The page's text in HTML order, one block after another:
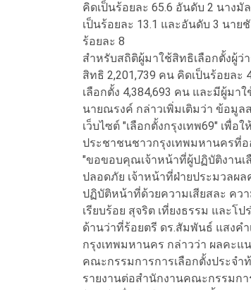
คิดเป็นร้อยละ 65.6 อันดับ 2 นาง
เป็นร้อยละ 13.1 และอันดับ 3 นา
ร้อยละ 8
สำหรับสถิติผู้มาใช้สิทธิเลือกตั้งผู้ว่
สิทธิ 2,201,739 คน คิดเป็นร้อยล
เลือกตั้ง 4,384,693 คน และมีผู้มา
นายณรงค์ กล่าวเพิ่มเติมว่า ข้อมูล
เว็บไซต์ "เลือกตั้งกรุงเทพ69" เพื่
ประชาชนชาวกรุงเทพมหานครที่
"ขอขอบคุณเจ้าหน้าที่ผู้ปฏิบัติงานเ
ปลอดภัย เจ้าหน้าที่ฝ่ายประมวลผ
ปฏิบัติหน้าที่ด้วยความเสียสละ คว
เรียบร้อย สุจริต เที่ยงธรรม และโ
ด้านว่าที่ร้อยตรี ดร.สัมพันธ์ แสงค
กรุงเทพมหานคร กล่าวว่า ผลคะแ
คณะกรรมการการเลือกตั้งประจ
รายงานต่อสำนักงานคณะกรรมก